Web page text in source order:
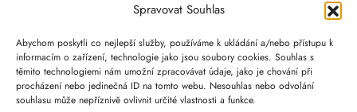
Spravovat Souhlas
Abychom poskytli co nejlepší služby, používáme k ukládání a/nebo přístupu k
informacím o zařízení, technologie jako jsou soubory cookies. Souhlas s
těmito technologiemi nám umožní zpracovávat údaje, jako je chování při
procházení nebo jedinečná ID na tomto webu. Nesouhlas nebo odvolání
souhlasu může nepříznivě ovlivnit určité vlastnosti a funkce.
GDPR